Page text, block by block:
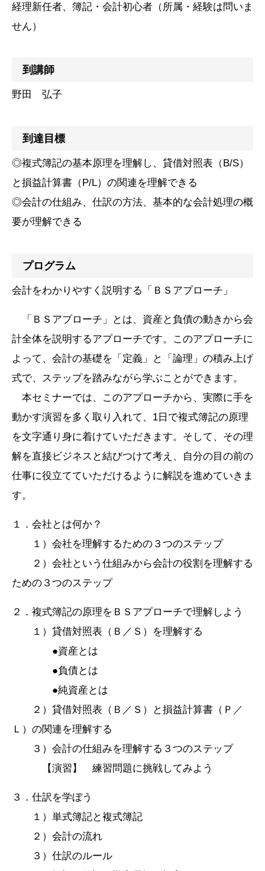
経理新任者、簿記・会計初心者（所属・経験は問いま
せん）
到講師
野田 弘子
到達目標
◎複式簿記の基本原理を理解し、貸借対照表（B/S）
と損益計算書（P/L）の関連を理解できる
◎会計の仕組み、仕訳の方法、基本的な会計処理の概
要が理解できる
プログラム
会計をわかりやすく説明する「ＢＳアプローチ」
「ＢＳアプローチ」とは、資産と負債の動きから会
計全体を説明するアプローチです。このアプローチに
よって、会計の基礎を「定義」と「論理」の積み上げ
式で、ステップを踏みながら学ぶことができます。
本セミナーでは、このアプローチから、実際に手を
動かす演習を多く取り入れて、1日で複式簿記の原理
を文字通り身に着けていただきます。そして、その理
解を直接ビジネスと結びつけて考え、自分の目の前の
仕事に役立てていただけるように解説を進めていきま
す。
１．会社とは何か？
１）会社を理解するための３つのステップ
２）会社という仕組みから会計の役割を理解する
ための３つのステップ
２．複式簿記の原理をＢＳアプローチで理解しよう
１）貸借対照表（Ｂ／Ｓ）を理解する
●資産とは
●負債とは
●純資産とは
２）貸借対照表（Ｂ／Ｓ）と損益計算書（Ｐ／
Ｌ）の関連を理解する
３）会計の仕組みを理解する３つのステップ
【演習】 練習問題に挑戦してみよう
３．仕訳を学ぼう
１）単式簿記と複式簿記
２）会計の流れ
３）仕訳のルール